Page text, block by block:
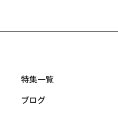
特集一覧
ブログ